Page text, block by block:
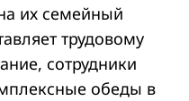
их семейный
трудовому
сотрудники
обеды в